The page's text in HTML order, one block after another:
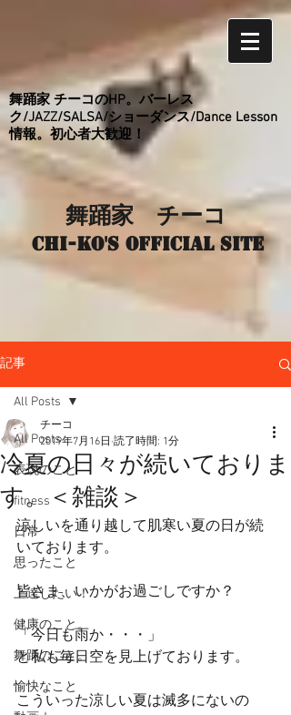
舞踊家 チーコのHP。バーレス
ク/JAZZ/SALSA/ショーダンス/Dance Lesson
情報。初心者大歓迎！
舞踊家 チーコ
Chi-ko's Official site
記事
All Posts
表現のこと
fitness
日常
思ったこと
上達したい！
健康のこと。
舞踊のこと。
愉快なこと
All Posts
冷夏の日々が続いておりま
す。＜雑談＞
チーコ
2019年7月16日 読了時間: 1分
涼しいを通り越して肌寒い夏の日が続
いております。
皆さま、いかがお過ごしですか？
「今日も雨か・・・」
と私も毎日空を見上げております。
こういった涼しい夏は滅多にないの